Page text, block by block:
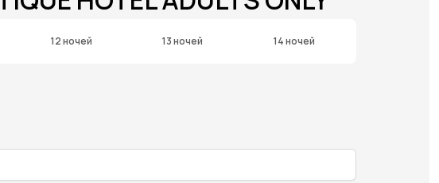
12 ночей 13 ночей 14 ночей